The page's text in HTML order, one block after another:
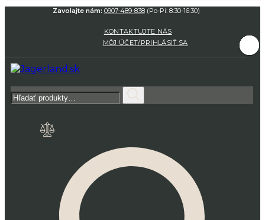
Zavolajte nám: 0907-489-838(Po-Pi: 8:30-16:30)
KONTAKTUJTE NÁS
MÔJ ÚČET/PRIHLÁSIŤ SA
Hľadať: